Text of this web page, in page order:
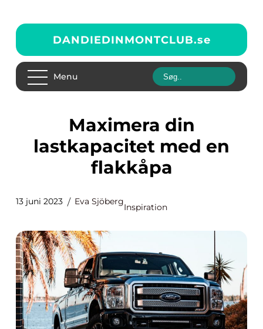
DANDIEDINMONTCLUB.se
Menu
Maximera din
lastkapacitet med en
flakkåpa
13 juni 2023 Eva Sjöberg
Inspiration